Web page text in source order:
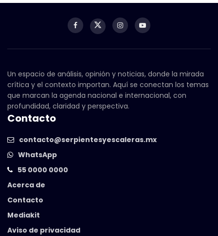
Un espacio de análisis, opinión y noticias, donde la mirada
crítica y el contexto importan. Aquí se conectan los temas
que marcan la agenda nacional e internacional, con
profundidad, claridad y perspectiva.
Contacto
contacto@serpientesyescaleras.mx
WhatsApp
55 0000 0000
Acerca de
Contacto
Mediakit
Aviso de privacidad